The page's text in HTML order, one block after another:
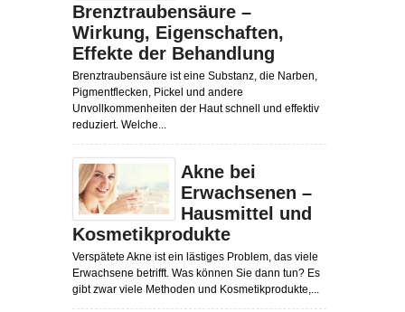
Brenztraubensäure –
Wirkung, Eigenschaften,
Effekte der Behandlung
Brenztraubensäure ist eine Substanz, die Narben,
Pigmentflecken, Pickel und andere
Unvollkommenheiten der Haut schnell und effektiv
reduziert. Welche...
Akne bei
Erwachsenen –
Hausmittel und
Kosmetikprodukte
Verspätete Akne ist ein lästiges Problem, das viele
Erwachsene betrifft. Was können Sie dann tun? Es
gibt zwar viele Methoden und Kosmetikprodukte,...